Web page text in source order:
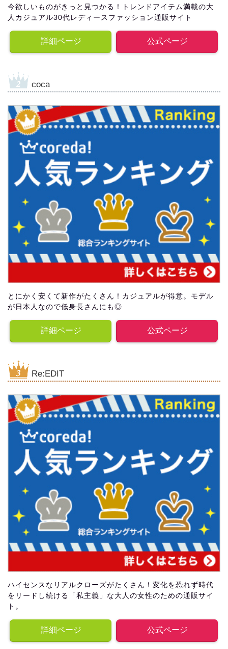
今欲しいものがきっと見つかる！トレンドアイテム満載の大
人カジュアル30代レディースファッション通販サイト
詳細ページ 公式ページ
coca
とにかく安くて新作がたくさん！カジュアルが得意。モデル
が日本人なので低身長さんにも◎
詳細ページ 公式ページ
Re:EDIT
ハイセンスなリアルクローズがたくさん！変化を恐れず時代
をリードし続ける「私主義」な大人の女性のための通販サイ
ト。
詳細ページ 公式ページ